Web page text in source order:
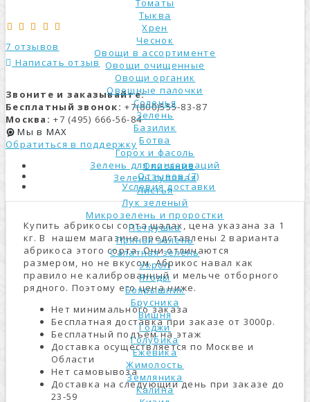
Томаты
Тыква
Хрен
Чеснок
Овощи в ассортименте
Овощи очищенные
Овощи органик
Овощные палочки
Соленья
Зелень
Базилик
Ботва
Горох и фасоль
Зелень для консерваций
Зелень суповая
Листья
Лук зеленый
Микрозелень и проростки
Петрушка
Пряная зелень
Салатная зелень
Укроп
Ягоды
Боярышник
Брусника
Вишня
Годжи
Голубика
Ежевика
Жимолость
Земляника
Калина
7 отзывов
Написать отзыв
Звоните и заказывайте:
Бесплатный звонок: +7(800)555-83-87
Москва: +7 (495) 666-56-84
Мы в MAX
Обратиться в поддержку
Описание
Отзывов (7)
Условия доставки
Купить абрикосы сорта шалах, цена указана за 1
кг. В нашем магазине представлены 2 варианта
абрикоса этого сорта. Они отличаются
размером, но не вкусом. Абрикос навал как
правило не калиброванный и мельче отборного
рядного. Поэтому его цена ниже.
Нет минимального заказа
Бесплатная доставка при заказе от 3000р.
Бесплатный подъем на этаж
Доставка осуществляется по Москве и
Области
Нет самовывоза
Доставка на следующий день при заказе до
23-59